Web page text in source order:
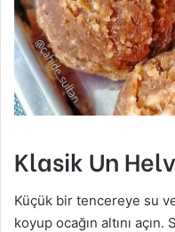
Klasik Un
Küçük bir tencereye su
koyup ocağın altını